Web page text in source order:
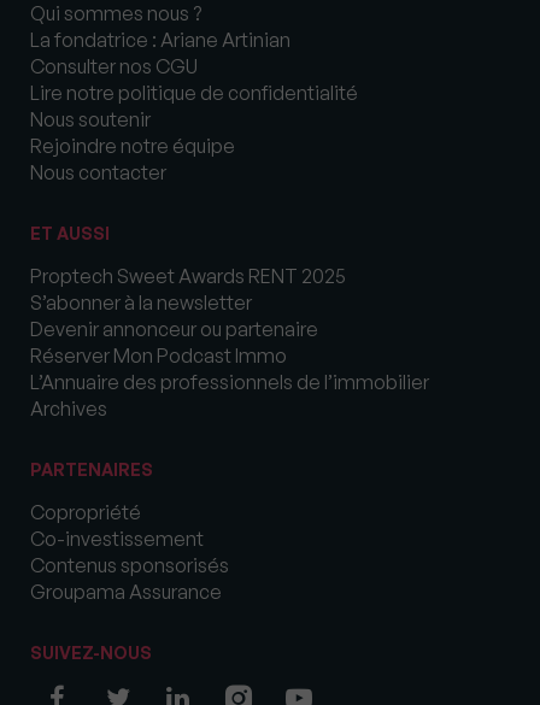
Qui sommes nous ?
La fondatrice : Ariane Artinian
Consulter nos CGU
Lire notre politique de confidentialité
Nous soutenir
Rejoindre notre équipe
Nous contacter
ET AUSSI
Proptech Sweet Awards RENT 2025
S’abonner à la newsletter
Devenir annonceur ou partenaire
Réserver Mon Podcast Immo
L’Annuaire des professionnels de l’immobilier
Archives
PARTENAIRES
Copropriété
Co-investissement
Contenus sponsorisés
Groupama Assurance
SUIVEZ-NOUS